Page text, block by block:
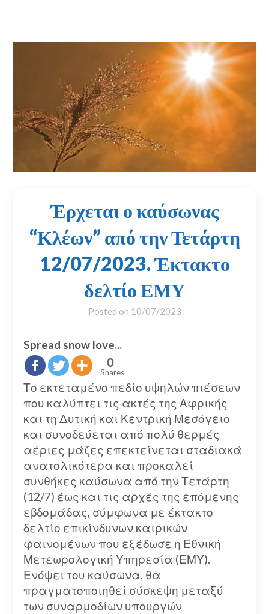
Έρχεται ο καύσωνας
“Κλέων” από την Τετάρτη
12/07/2023. Έκτακτο
δελτίο ΕΜΥ
Posted on 10/07/2023
Spread snow love...
0
Shares
Το εκτεταμένο πεδίο υψηλών πιέσεων
που καλύπτει τις ακτές της Αφρικής
και τη Δυτική και Κεντρική Μεσόγειο
και συνοδεύεται από πολύ θερμές
αέριες μάζες επεκτείνεται σταδιακά
ανατολικότερα και προκαλεί
συνθήκες καύσωνα από την Τετάρτη
(12/7) έως και τις αρχές της επόμενης
εβδομάδας, σύμφωνα με έκτακτο
δελτίο επικίνδυνων καιρικών
φαινομένων που εξέδωσε η Εθνική
Μετεωρολογική Υπηρεσία (ΕΜΥ).
Ενόψει του καύσωνα, θα
πραγματοποιηθεί σύσκεψη μεταξύ
των συναρμοδίων υπουργών